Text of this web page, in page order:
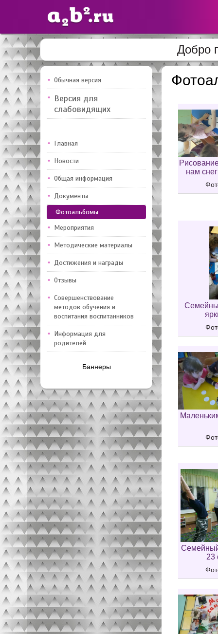
Сайты
педагогов
Добавлено — 10947
Добро
Обычная версия
Версия для
слабовидящих
Главная
Новости
Общая информация
Документы
Фотоальбомы
Мероприятия
Методические материалы
Достижения и награды
Отзывы
Совершенствование
методов обучения и
воспитания воспитанников
Информация для
родителей
Баннеры
нам
23